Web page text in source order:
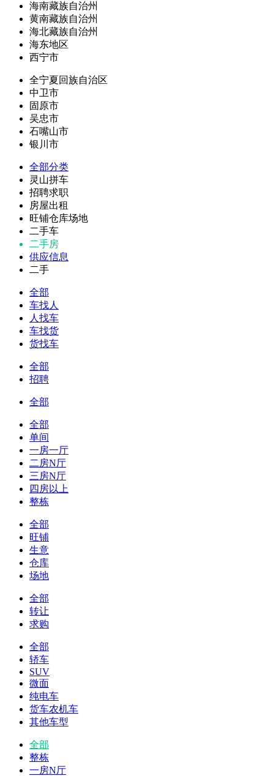
海南藏族自治州
黄南藏族自治州
海北藏族自治州
海东地区
西宁市
全宁夏回族自治区
中卫市
固原市
吴忠市
石嘴山市
银川市
全部分类
灵山拼车
招聘求职
房屋出租
旺铺仓库场地
二手车
二手房
供应信息
二手
全部
车找人
人找车
车找货
货找车
全部
招聘
全部
全部
单间
一房一厅
二房N厅
三房N厅
四房以上
整栋
全部
旺铺
生意
仓库
场地
全部
转让
求购
全部
轿车
SUV
微面
纯电车
货车农机车
其他车型
全部
整栋
一房N厅